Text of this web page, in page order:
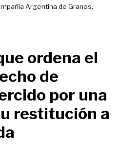
Argentina de Granos,
ordena el
de
por una
restitución a